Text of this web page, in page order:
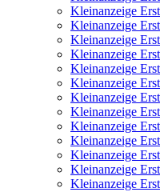
Kleinanzeige
Kleinanzeige
Kleinanzeige
Kleinanzeige
Kleinanzeige
Kleinanzeige
Kleinanzeige
Kleinanzeige
Kleinanzeige
Kleinanzeige
Kleinanzeige
Kleinanzeige
Kleinanzeige